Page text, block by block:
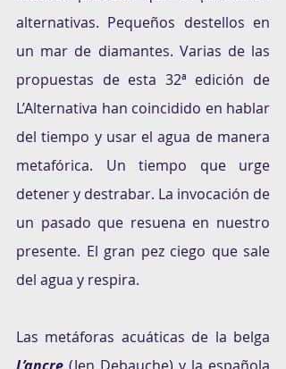
alternativas. Pequeños destellos en
un mar de diamantes. Varias de las
propuestas de esta 32ª edición de
L’Alternativa han coincidido en hablar
del tiempo y usar el agua de manera
metafórica. Un tiempo que urge
detener y destrabar. La invocación de
un pasado que resuena en nuestro
presente. El gran pez ciego que sale
del agua y respira.